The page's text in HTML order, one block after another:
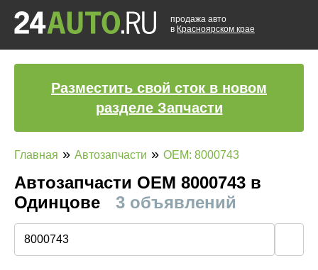
продажа авто
в Красноярском крае
Разместить свой сток в новом
разделе Запчасти
Главная » Автозапчасти » OEM: 8000743
Автозапчасти ОЕМ 8000743 в
Одинцове
3 объявлений